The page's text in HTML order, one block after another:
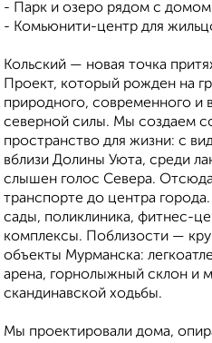
- Парк и озеро рядом с домом
- Комьюнити-центр для
Кольский — новая точка
Проект, который рожден на
природного, современного и
северной силы. Мы создаем
пространство для жизни: с
вблизи Долины Уюта, среди
слышен голос Севера.
транспорте до центра
сады, поликлиника, фитнес-
комплексы. Поблизости —
объекты Мурманска:
арена, горнолыжный склон и
скандинавской ходьбы.
Мы проектировали дома,